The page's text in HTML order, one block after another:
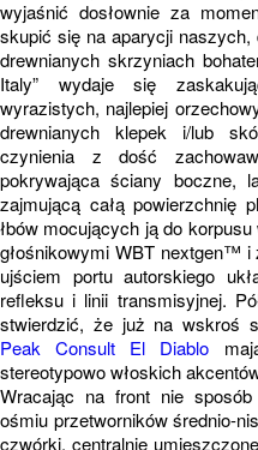
wyjaśnić dosłownie za
skupić się na aparycji
drewnianych skrzyniach
Italy” wydaje się
wyrazistych, najlepiej
drewnianych klepek i/lub
czynienia z dość
pokrywająca ściany boczne,
zajmującą całą powierzchnię
łbów mocujących ją do
głośnikowymi WBT nextgen™
ujściem portu autorskiego
refleksu i linii transmisyjnej.
stwierdzić, że już na wskroś
Peak Consult El Diablo
stereotypowo włoskich
Wracając na front nie
ośmiu przetworników średnio-
czwórki, centralnie